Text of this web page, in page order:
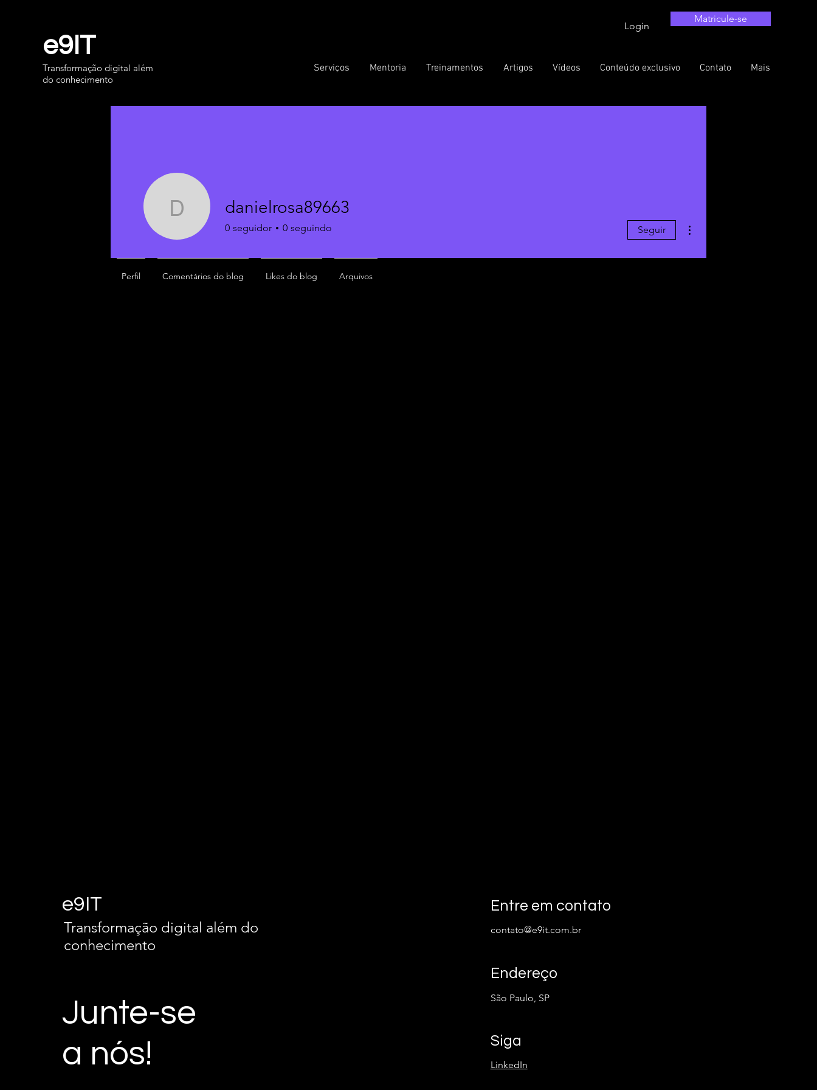
e9IT
Transformação digital além
do conhecimento
Login
Matricule-se
Serviços Mentoria Treinamentos Artigos Vídeos Conteúdo exclusivo Contato Mais
danielrosa89663
danielrosa89663
0 seguidor 0 seguindo Seguir
Perfil Comentários do blog Likes do blog Arquivos
e9IT
Transformação digital além do
conhecimento
Junte-se
a nós!
Entre em contato
contato@e9it.com.br
Endereço
São Paulo, SP
Siga
LinkedIn